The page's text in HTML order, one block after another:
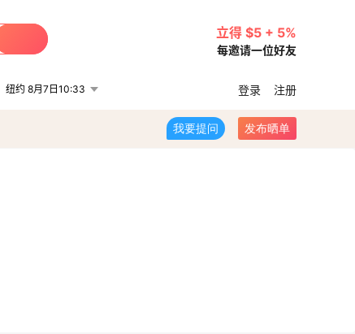
立得 $5 + 5%
每邀请一位好友
纽约 8月7日10:33 登录 注册
我要提问 发布晒单